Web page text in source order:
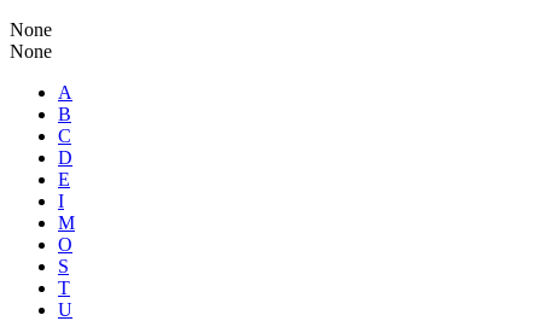
None
None
A
B
C
D
E
I
M
O
S
T
U